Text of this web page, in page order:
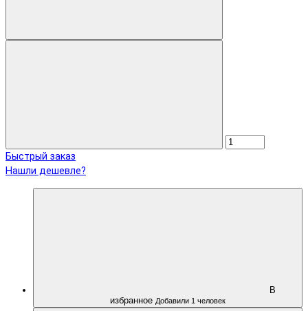
Быстрый заказ
Нашли дешевле?
В
избранное Добавили 1 человек